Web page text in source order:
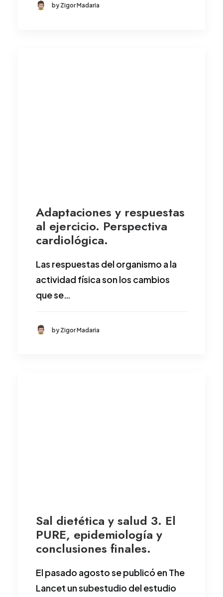
by Zigor Madaria
Adaptaciones y respuestas
al ejercicio. Perspectiva
cardiológica.
Las respuestas del organismo a la
actividad física son los cambios
que se…
by Zigor Madaria
Sal dietética y salud 3. El
PURE, epidemiología y
conclusiones finales.
El pasado agosto se publicó en The
Lancet un subestudio del estudio